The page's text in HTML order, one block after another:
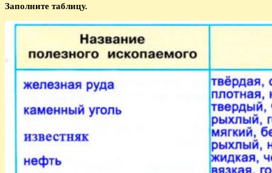
Заполните таблицу.